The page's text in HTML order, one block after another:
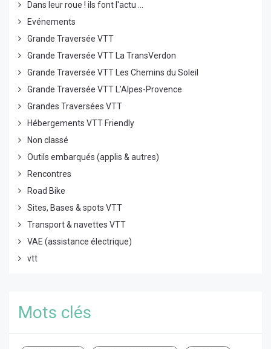
Dans leur roue ! ils font l'actu ...
Evénements
Grande Traversée VTT
Grande Traversée VTT La TransVerdon
Grande Traversée VTT Les Chemins du Soleil
Grande Traversée VTT L’Alpes-Provence
Grandes Traversées VTT
Hébergements VTT Friendly
Non classé
Outils embarqués (applis & autres)
Rencontres
Road Bike
Sites, Bases & spots VTT
Transport & navettes VTT
VAE (assistance électrique)
vtt
Mots clés